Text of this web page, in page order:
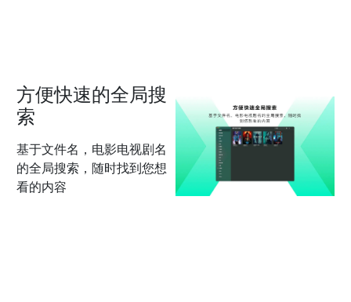
方便快速的全局搜
索
基于文件名，电影电视剧名
的全局搜索，随时找到您想
看的内容